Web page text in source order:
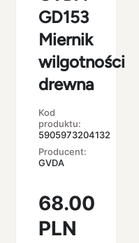
GD153
Miernik
wilgotności
drewna
Kod
produktu:
5905973204132
Producent:
GVDA
68.00
PLN